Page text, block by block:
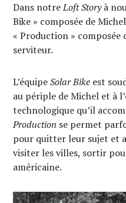
Dans notreLoft Storyà
Bike » composée de
« Production »
serviteur.
L’équipeSolar Bike est
au périple de Michel et à
technologique qu’il
Production se permet
pour quitter leur sujet et
visiter les villes, sortir
américaine.